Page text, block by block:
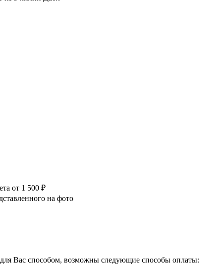
от 1 500 ₽
на фото
Вас способом, возможны следующие способы оплаты: